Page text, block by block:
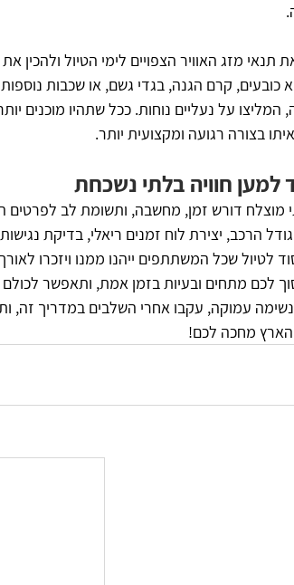
תנאי מזג האוויר הצפויים לימי הטיול
כובעים, קרם הגנה, בגדי גשם, או שכבות
המליצו על נעליים נוחות. ככל שתהיו מוכנים
בצורה רגועה ומקצועית יותר.
למען חוויה בלתי נשכחת
מוצלח דורש זמן, מחשבה, ותשומת לב לפרטים
הרכב, יצירת לוח זמנים ריאלי, בדיקת
לטיול שכל המשתתפים ייהנו ממנו ויזכרו
לכם מתחים ובעיות בזמן אמת, ותאפשר לכולם
עמוקה, עקבו אחרי השלבים במדריך זה,
מחכה לכם!